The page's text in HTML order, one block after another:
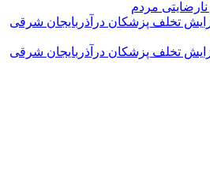
مردم
تخلف پزشکان درآذربایجان شرقی
تخلف پزشکان درآذربایجان شرقی